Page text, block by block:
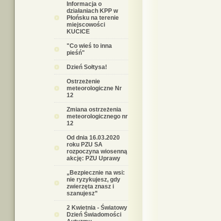
Informacja o
działaniach KPP w
Płońsku na terenie
miejscowości
KUCICE
"Co wieś to inna
pieśń"
Dzień Sołtysa!
Ostrzeżenie
meteorologiczne Nr
12
Zmiana ostrzeżenia
meteorologicznego nr
12
Od dnia 16.03.2020
roku PZU SA
rozpoczyna wiosenną
akcję: PZU Uprawy
„Bezpiecznie na wsi:
nie ryzykujesz, gdy
zwierzęta znasz i
szanujesz”
2 Kwietnia - Światowy
Dzień Świadomości